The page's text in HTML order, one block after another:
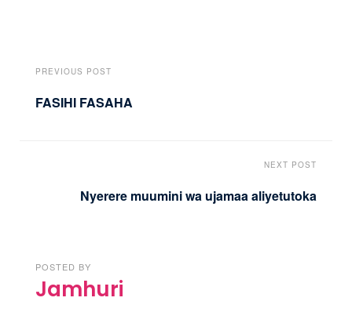
PREVIOUS POST
FASIHI FASAHA
NEXT POST
Nyerere muumini wa ujamaa aliyetutoka
POSTED BY
Jamhuri